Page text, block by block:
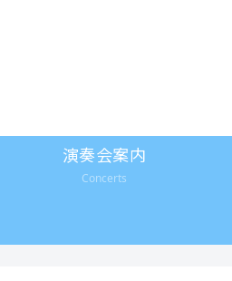
演奏会案内
Concerts